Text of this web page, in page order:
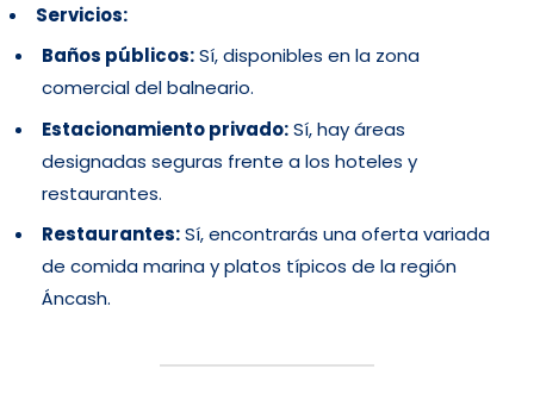
Servicios:
Baños públicos:Sí, disponibles en la zona
comercial del balneario.
Estacionamiento privado:Sí, hay áreas
designadas seguras frente a los hoteles y
restaurantes.
Restaurantes:Sí, encontrarás una oferta variada
de comida marina y platos típicos de la región
Áncash.